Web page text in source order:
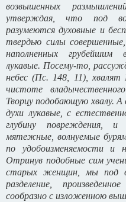
возвышенных
утверждая, что под
разумеются духовные и
твердью силы
наполненных грубейшим
лукавые. Посему-то,
небес (Пс. 148, 11),
чистоте
Творцу подобающую хвалу.
духи лукавые, с
глубину повреждения,
мятежные, волнуемые
по удобоизменяемости и
Отринув подобные сим
старых женщин, мы под
разделение,
сообразно с изложенною